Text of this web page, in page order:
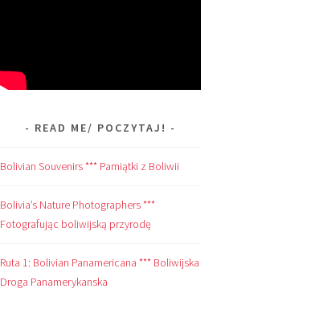
READ ME/ POCZYTAJ!
Bolivian Souvenirs *** Pamiątki z Boliwii
Bolivia’s Nature Photographers ***
Fotografując boliwijską przyrodę
Ruta 1: Bolivian Panamericana *** Boliwijska
Droga Panamerykanska